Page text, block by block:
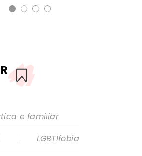
e familiar
|
LGBTIfobia